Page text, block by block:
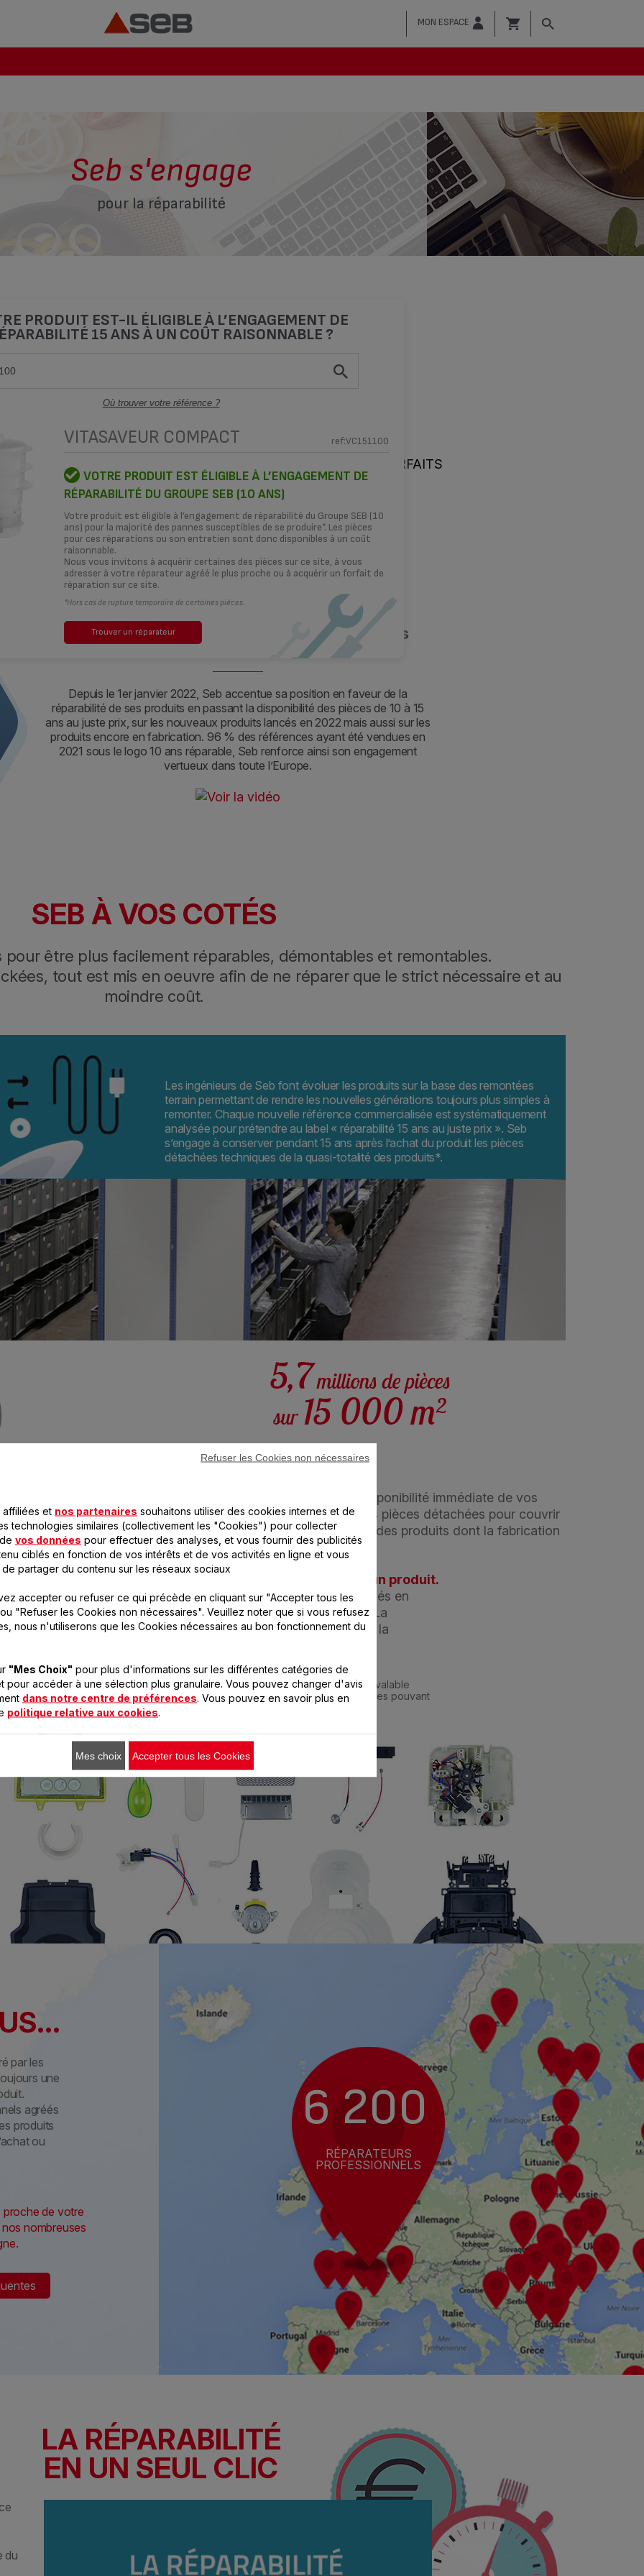
MON ESPACE
Seb s'engage
pour la réparabilité
PRODUIT EST-IL ÉLIGIBLE À L’ENGAGEMENT DE
15 ANS À UN COÛT RAISONNABLE ?
Où trouver votre référence ?
VITASAVEUR COMPACT ref:VC151100
VOTRE PRODUIT EST ÉLIGIBLE À L’ENGAGEMENT DE
RÉPARABILITÉ DU GROUPE SEB (10 ANS)
Votre produit est éligible à l’engagement de réparabilité du Groupe SEB (10
ans) pour la majorité des pannes susceptibles de se produire*. Les pièces
pour ces réparations ou son entretien sont donc disponibles à un coût
raisonnable.
Nous vous invitons à acquérir certaines des pièces sur ce site, à vous
adresser à votre réparateur agréé le plus proche ou à acquérir un forfait de
réparation sur ce site.
*Hors cas de rupture temporaire de certaines pièces.
Trouver un réparateur
COMMENT ? FORFAITS
IMPRESSION 3D
C'EST QUOI
LA RÉPARABILITÉ ?
C'est quoi l'engagement de réparabilité 15 ans
au juste prix ?
Depuis le 1er janvier 2022, Seb accentue sa position en faveur de la
réparabilité de ses produits en passant la disponibilité des pièces de 10 à 15
ans au juste prix, sur les nouveaux produits lancés en 2022 mais aussi sur les
produits encore en fabrication. 96 % des références ayant été vendues en
2021 sous le logo 10 ans réparable, Seb renforce ainsi son engagement
vertueux dans toute l’Europe.
SEB À VOS COTÉS
être plus facilement réparables, démontables et remontables.
tout est mis en oeuvre afin de ne réparer que le strict nécessaire et au
moindre coût.
Les ingénieurs de Seb font évoluer les produits sur la base des remontées
terrain permettant de rendre les nouvelles générations toujours plus simples à
remonter. Chaque nouvelle référence commercialisée est systématiquement
analysée pour prétendre au label « réparabilité 15 ans au juste prix ». Seb
s’engage à conserver pendant 15 ans après l’achat du produit les pièces
détachées techniques de la quasi-totalité des produits*.
l’achat du produit
totalité des produits*.
Afin de garantir un maximum de disponibilité immédiate de vos
pièces de rechange, Seb stocke les pièces détachées pour couvrir
les besoins des années à venir, sur des produits dont la fabrication
est arrêtée.
est souvent moins onéreux que celui du remplacement d’un produit.
pièces détachées et en proposant des offres de réparations clés en
pour proposer une réparation la plus économique possible. La
cas la qualité du produit, réparé avec des pièces validées par la
Groupe Seb en Europe en 2021 respectaient l'engagement 10 ans qui était valable
engagement 15 ans au juste prix depuis le 1er janvier 2022. Pièces détachées pouvant
par les
une
agréés
produits
ou
proche de votre
nombreuses
6 200
RÉPARATEURS
PROFESSIONNELS
LA RÉPARABILITÉ
EN UN SEUL CLIC
du
affiliées et nos partenaires souhaitons utiliser des cookies internes et de
technologies similaires (collectivement les "Cookies") pour collecter
vos données pour effectuer des analyses, et vous fournir des publicités
ciblés en fonction de vos intérêts et de vos activités en ligne et vous
partager du contenu sur les réseaux sociaux
accepter ou refuser ce qui précède en cliquant sur "Accepter tous les
"Refuser les Cookies non nécessaires". Veuillez noter que si vous refusez
nous n'utiliserons que les Cookies nécessaires au bon fonctionnement du
"Mes Choix" pour plus d'informations sur les différentes catégories de
pour accéder à une sélection plus granulaire. Vous pouvez changer d'avis
dans notre centre de préférences. Vous pouvez en savoir plus en
politique relative aux cookies.
Refuser les Cookies non nécessaires
Mes choix Accepter tous les Cookies